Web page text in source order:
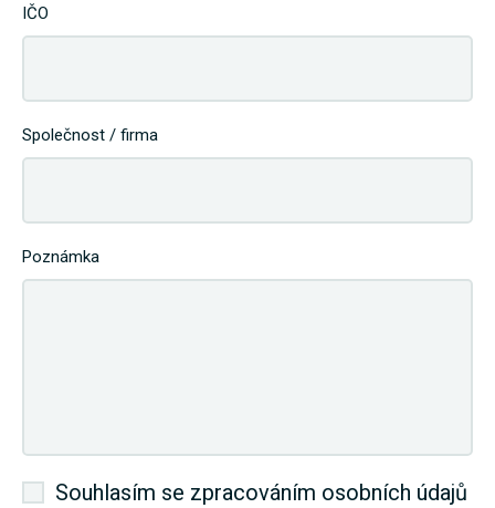
IČO
Společnost / firma
Poznámka
Souhlasím se zpracováním osobních údajů